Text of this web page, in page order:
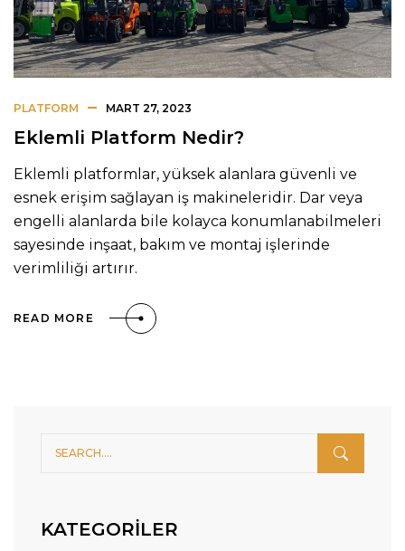
PLATFORM MART 27, 2023
Eklemli Platform Nedir?
Eklemli platformlar, yüksek alanlara güvenli ve
esnek erişim sağlayan iş makineleridir. Dar veya
engelli alanlarda bile kolayca konumlanabilmeleri
sayesinde inşaat, bakım ve montaj işlerinde
verimliliği artırır.
READ MORE
KATEGORILER